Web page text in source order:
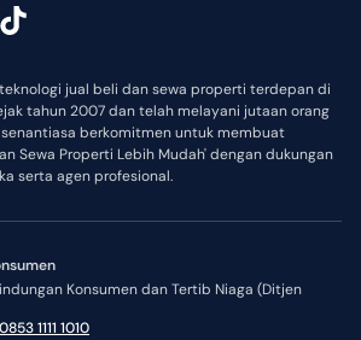
jual beli dan sewa properti terdepan di
tahun 2007 dan telah melayani jutaan orang
senantiasa berkomitmen untuk membuat
Sewa Properti Lebih Mudah' dengan dukungan
serta agen profesional.
Konsumen dan Tertib Niaga (Ditjen
0853 1111 1010